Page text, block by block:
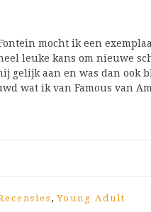
mocht ik een
leuke kans om nieuwe
gelijk aan en was dan
wat ik van Famous van
, Young Adult